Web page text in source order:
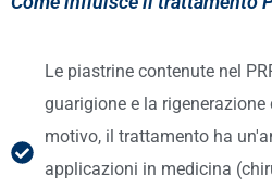
Le piastrine contenute nel
guarigione e la
motivo, il trattamento ha
applicazioni in medicina